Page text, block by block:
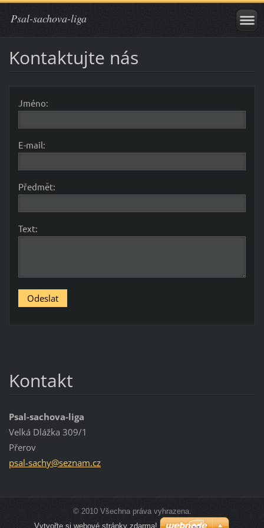
Psal-sachova-liga
Kontaktujte nás
Jméno:
E-mail:
Předmět:
Text:
Kontakt
Psal-sachova-liga
Velká Dlážka 309/1
Přerov
psal-sachy@seznam.cz
© 2010 Všechna práva vyhrazena.
Vytvořte si webové stránky zdarma!